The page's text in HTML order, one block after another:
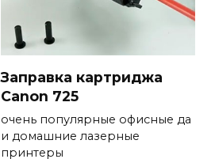
Заправка картриджа
Canon 725
очень популярные офисные да
и домашние лазерные
принтеры